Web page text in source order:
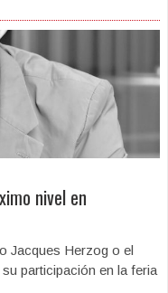
nivel en
Jacques Herzog o el
participación en la feria